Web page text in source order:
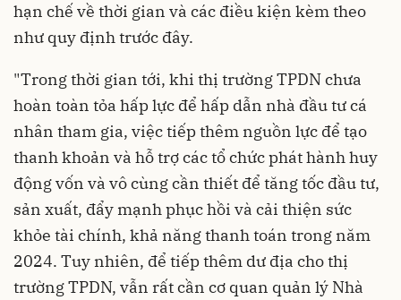
hạn chế về thời gian và các điều kiện kèm theo
như quy định trước đây.
"Trong thời gian tới, khi thị trường TPDN chưa
hoàn toàn tỏa hấp lực để hấp dẫn nhà đầu tư cá
nhân tham gia, việc tiếp thêm nguồn lực để tạo
thanh khoản và hỗ trợ các tổ chức phát hành huy
động vốn và vô cùng cần thiết để tăng tốc đầu tư,
sản xuất, đẩy mạnh phục hồi và cải thiện sức
khỏe tài chính, khả năng thanh toán trong năm
2024. Tuy nhiên, để tiếp thêm dư địa cho thị
trường TPDN, vẫn rất cần cơ quan quản lý Nhà